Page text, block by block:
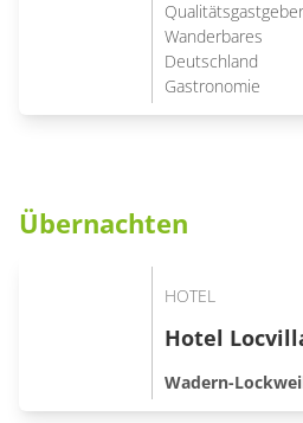
Übernachten
HOTEL
Hotel
Wadern-